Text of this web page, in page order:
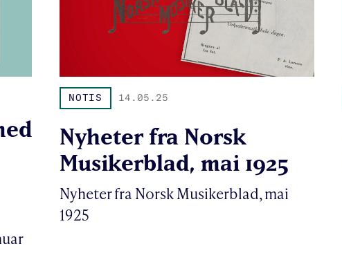
NOTIS 14.05.25
Nyheter fra Norsk
Musikerblad, mai 1925
Nyheter fra Norsk Musikerblad, mai
1925